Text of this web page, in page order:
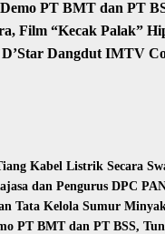
PT BMT dan PT
Film “Kecak Palak”
Dangdut IMTV
Kabel Listrik Secara
dan Pengurus DPC
Tata Kelola Sumur
PT BMT dan PT BSS,